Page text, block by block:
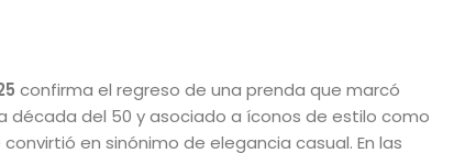
confirma el regreso de una prenda que marcó
década del 50 y asociado a íconos de estilo como
en sinónimo de elegancia casual. En las